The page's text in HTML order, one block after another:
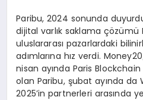
Paribu, 2024 sonunda
dijital varlık saklama çözümü
uluslararası pazarlardaki
adımlarına hız verdi.
nisan ayında Paris
olan Paribu, şubat ayında
2025’in partnerleri arasında